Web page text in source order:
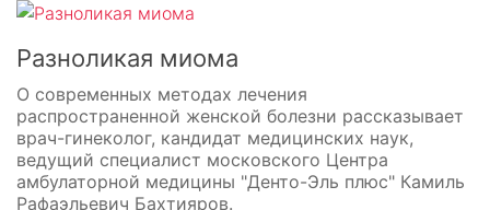
Разноликая миома
О современных методах лечения
распространенной женской болезни рассказывает
врач-гинеколог, кандидат медицинских наук,
ведущий специалист московского Центра
амбулаторной медицины "Денто-Эль плюс" Камиль
Рафаэльевич Бахтияров.